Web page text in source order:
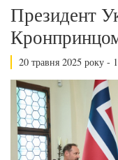
Президент
20 травня 2025 року -